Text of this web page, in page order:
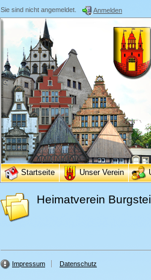
Sie sind nicht angemeldet. Anmelden
Startseite Unser Verein
Heimatverein
Impressum Datenschutz